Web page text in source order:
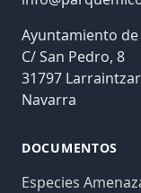
Ayuntamiento
C/ San Pedro, 8
31797 Larraintzar
Navarra
DOCUMENTOS
Especies